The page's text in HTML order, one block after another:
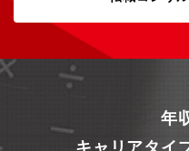
年
キャリアタイ